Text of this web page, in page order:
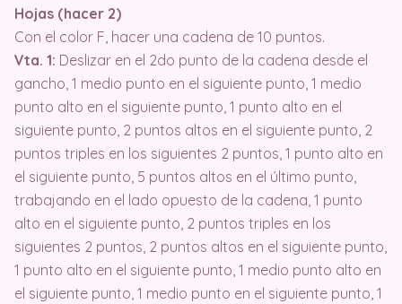
Hojas (hacer 2)
Con el color F, hacer una cadena de 10 puntos.
Vta. 1: Deslizar en el 2do punto de la cadena desde el
gancho, 1 medio punto en el siguiente punto, 1 medio
punto alto en el siguiente punto, 1 punto alto en el
siguiente punto, 2 puntos altos en el siguiente punto, 2
puntos triples en los siguientes 2 puntos, 1 punto alto en
el siguiente punto, 5 puntos altos en el último punto,
trabajando en el lado opuesto de la cadena, 1 punto
alto en el siguiente punto, 2 puntos triples en los
siguientes 2 puntos, 2 puntos altos en el siguiente punto,
1 punto alto en el siguiente punto, 1 medio punto alto en
el siguiente punto, 1 medio punto en el siguiente punto, 1